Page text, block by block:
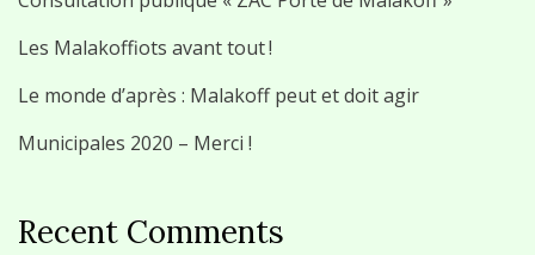
Les Malakoffiots avant tout !
Le monde d’après : Malakoff peut et doit agir
Municipales 2020 – Merci !
Recent Comments